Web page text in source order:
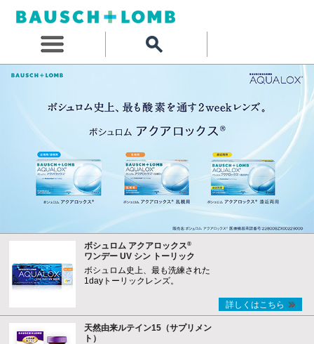
ボシュロム アクアロックス®
ワンデー UV シン トーリック
ボシュロム史上、最も洗練された
1dayトーリックレンズ。
詳しくはこちら
天然由来ルテイン15（サプリメン
ト）